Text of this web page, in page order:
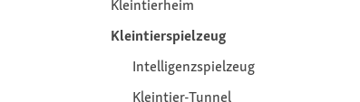
Kleintierheim
Kleintierspielzeug
Intelligenzspielzeug
Kleintier-Tunnel